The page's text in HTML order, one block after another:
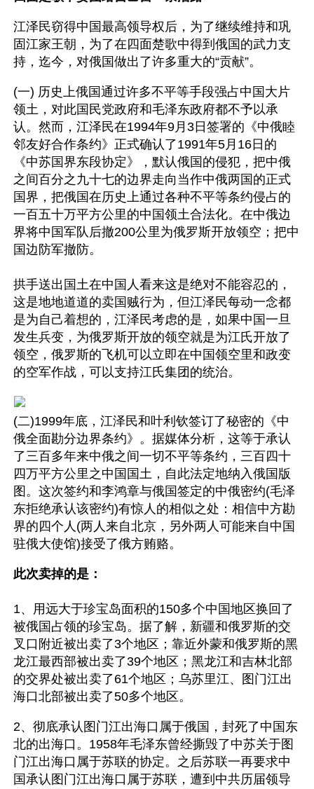
江泽民窃得中国最高领导权后，为了继续维持和巩
固江家王朝，为了在四面楚歌中得到俄国的武力支
持，迄今，对俄国做出了许多重大的“贡献”。
(一) 历史上俄国通过许多不平等手段强占中国大片
领土，对此国民党政府和毛泽东政府都不予以承
认。然而，江泽民在1994年9月3日签署的《中俄睦
邻友好合作条约》正式确认了1991年5月16日的
《中苏国界东段协定》，默认俄国的侵犯，把中俄
之间百分之九十七的边界走向当作中俄两国的正式
国界，把俄国在历史上通过各种不平等条约侵占的
一百五十万平方公里的中国领土合法化。在中俄边
界将中国军队后撤200公里为俄罗斯开放领空；把中
国边防军撤防。
拱手送出国土在中国人看来这是绝对不能容忍的，
这是地地道道的卖国贼行为，但江泽民每动一念都
是为自己着想的，江泽民考虑的是，如果中国一旦
发生兵变，为俄罗斯开放的领空就是为江氏开放了
领空，俄罗斯的飞机可以立即在中国领空里和政变
的空军作战，可以支持江氏集团的统治。
(二)1999年底，江泽民和叶利钦签订了秘密的《中
俄全面勘分边界条约》。据媒体分析，这等于承认
了三百多年来中俄之间一切不平等条约，三百四十
四万平方公里之中国国土，自此法定地纳入俄国版
图。这次签约和李鸿章与俄国签定的中俄密约(毛泽
东拒绝承认该密约)有惊人的相似之处：相信中方勘
界的四个人(两人来自北京，另外两人可能来自中国
驻俄大使馆)接受了俄方贿赂。
此次卖掉的是：
1、用远大于珍宝岛面积的150多个中国地区换回了
被俄国占领的珍宝岛。据了解，新疆和俄罗斯的交
叉口附近被出卖了3个地区；靠近外蒙和俄罗斯的黑
龙江最西部被出卖了39个地区；黑龙江和吉林北部
的交界处被出卖了61个地区；乌苏里江、图门江出
海口北部被出卖了50多个地区。
2、彻底承认图门江出海口属于俄国，封死了中国东
北的出海口。1958年毛泽东曾经撕毁了中苏关于图
门江出海口属于苏联的协定。之后苏联一再要求中
国承认图门江出海口属于苏联，遭到中共历届领导